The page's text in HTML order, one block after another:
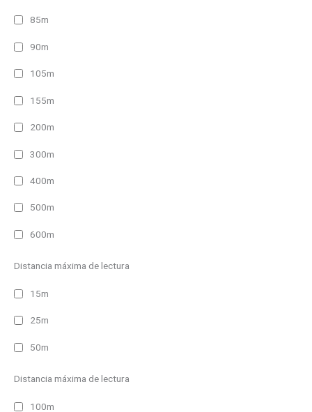
85m
90m
105m
155m
200m
300m
400m
500m
600m
Distancia máxima de lectura
15m
25m
50m
Distancia máxima de lectura
100m